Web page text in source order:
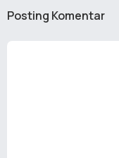
Posting Komentar